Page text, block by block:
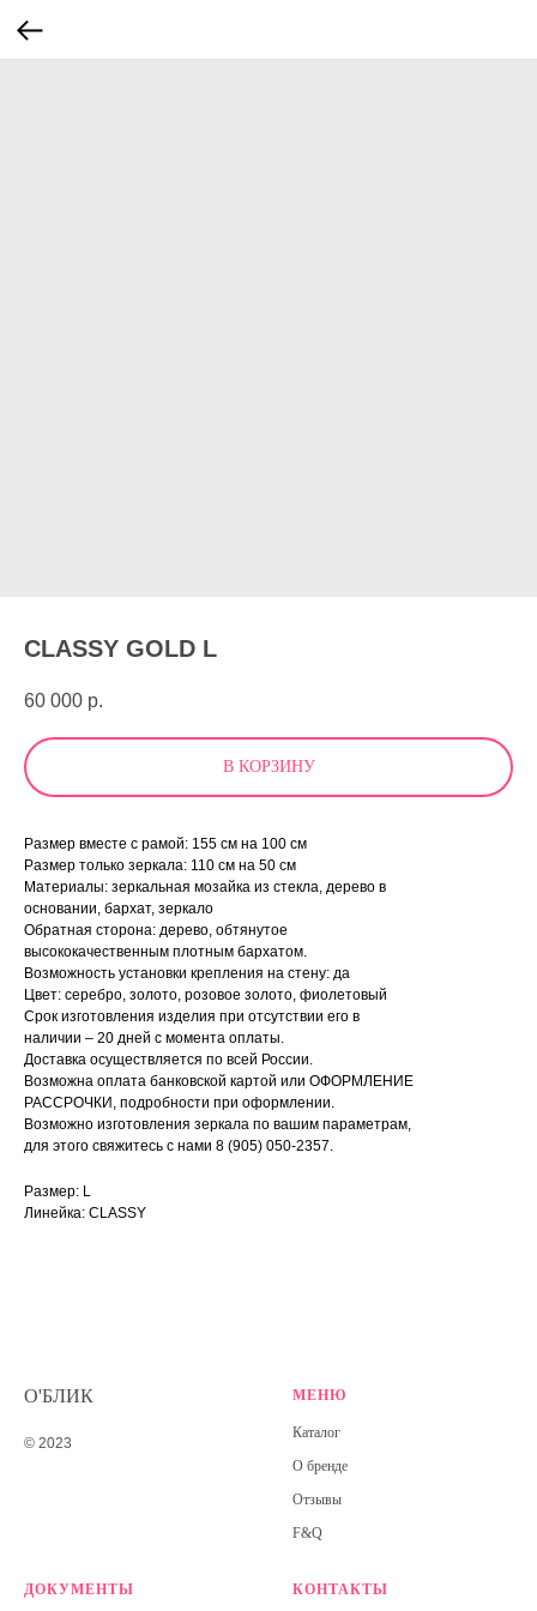
CLASSY GOLD L
60 000 р.
В КОРЗИНУ
Размер вместе с рамой: 155 см на 100 см
Размер только зеркала: 110 см на 50 см
Материалы: зеркальная мозайка из стекла, дерево в
основании, бархат, зеркало
Обратная сторона: дерево, обтянутое
высококачественным плотным бархатом.
Возможность установки крепления на стену: да
Цвет: серебро, золото, розовое золото, фиолетовый
Срок изготовления изделия при отсутствии его в
наличии – 20 дней с момента оплаты.
Доставка осуществляется по всей России.
Возможна оплата банковской картой или ОФОРМЛЕНИЕ
РАССРОЧКИ, подробности при оформлении.
Возможно изготовления зеркала по вашим параметрам,
для этого свяжитесь с нами 8 (905) 050-2357.
Размер: L
Линейка: CLASSY
О'БЛИК
© 2023
МЕНЮ
Каталог
О бренде
Отзывы
F&Q
ДОКУМЕНТЫ КОНТАКТЫ